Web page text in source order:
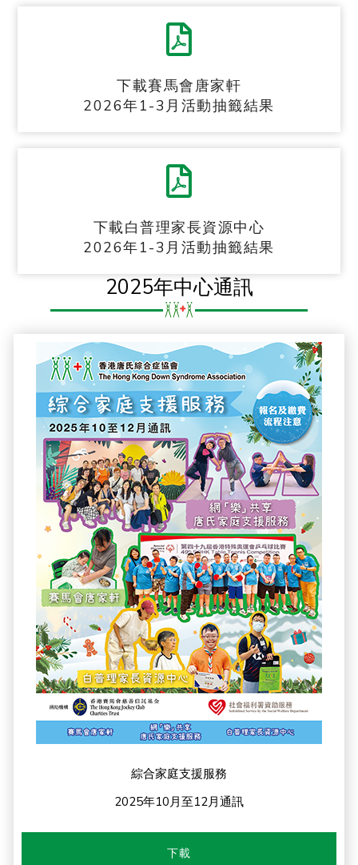
下載賽馬會唐家軒
2026年1-3月活動抽籤結果
下載白普理家長資源中心
2026年1-3月活動抽籤結果
2025年中心通訊
綜合家庭支援服務
2025年10月至12月通訊
下載